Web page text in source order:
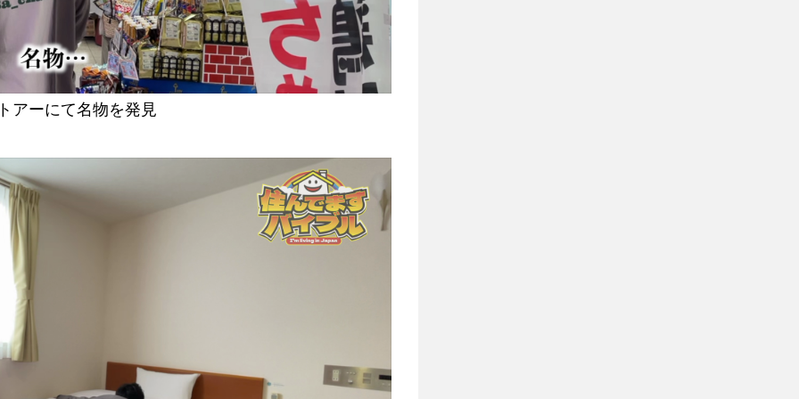
アーにて名物を発見